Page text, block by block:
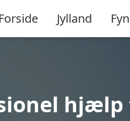
Forside Jylland Fyn